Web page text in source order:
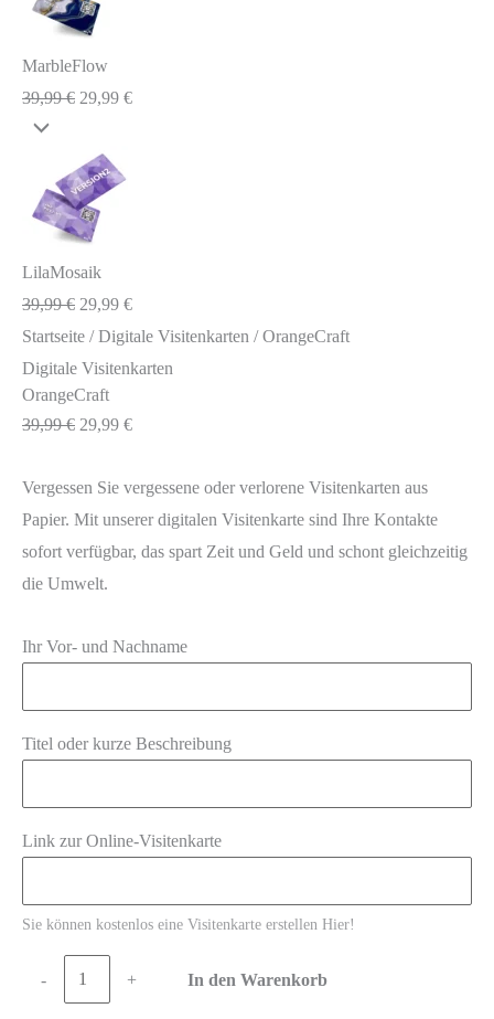
MarbleFlow
39,99€ 29,99 €
LilaMosaik
39,99€ 29,99 €
Startseite /Digitale Visitenkarten / OrangeCraft
Digitale Visitenkarten
OrangeCraft
39,99€ 29,99 €
Vergessen Sie vergessene oder verlorene Visitenkarten aus
Papier. Mit unserer digitalen Visitenkarte sind Ihre Kontakte
sofort verfügbar, das spart Zeit und Geld und schont gleichzeitig
die Umwelt.
Ihr Vor- und Nachname
Titel oder kurze Beschreibung
Link zur Online-Visitenkarte
Sie können kostenlos eine Visitenkarte erstellen Hier!
- + In den Warenkorb